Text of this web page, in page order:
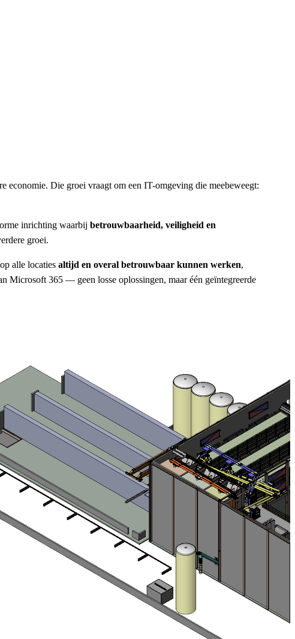
economie. Die groei vraagt om een IT-omgeving die meebeweegt:
inrichting waarbij betrouwbaarheid, veiligheid en
groei.
alle locaties altijd en overal betrouwbaar kunnen werken,
Microsoft 365 — geen losse oplossingen, maar één geïntegreerde